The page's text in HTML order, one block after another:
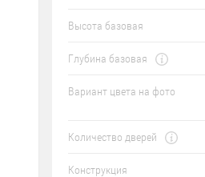
Высота базовая
Глубина базовая
Вариант цвета на фото
Количество дверей
Конструкция